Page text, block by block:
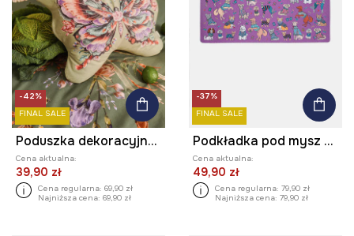
-42%
FINAL SALE
Poduszka dekoracyjna - motyl
Cena aktualna:
39,90 zł
Cena regularna: 69,90 zł
Najniższa cena: 69,90 zł
-37%
FINAL SALE
Podkładka pod mysz w psy
Cena aktualna:
49,90 zł
Cena regularna: 79,90 zł
Najniższa cena: 79,90 zł